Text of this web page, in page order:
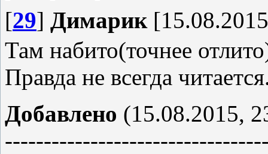
[29] Димарик
Там набито(точнее
Правда не всегда
Добавлено (15.08.2015,